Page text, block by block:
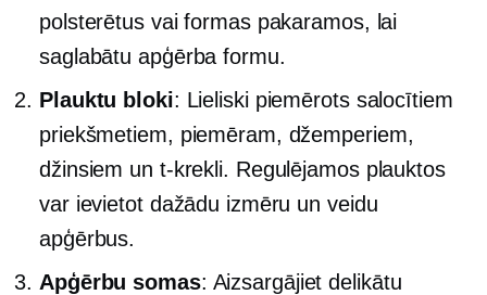
polsterētus vai formas pakaramos, lai
saglabātu apģērba formu.
Plauktu bloki: Lieliski piemērots salocītiem
priekšmetiem, piemēram, džemperiem,
džinsiem un t-krekli. Regulējamos plauktos
var ievietot dažādu izmēru un veidu
apģērbus.
Apģērbu somas: Aizsargājiet delikātu